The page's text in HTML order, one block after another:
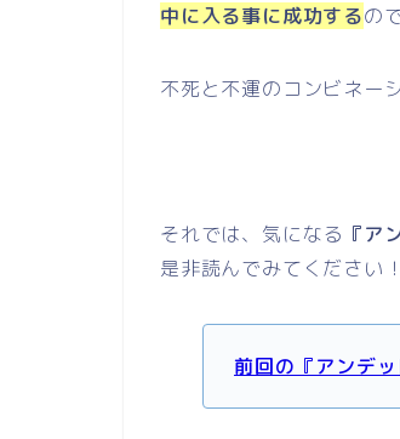
中に入る事に成功するの
不死と不運のコンビネー
それでは、気になる 『ア
是非読んでみてください！
前回の『アンデ